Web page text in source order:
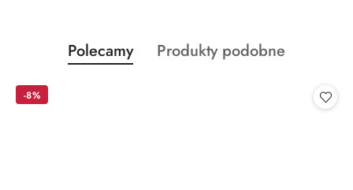
Pomiń karuzelę produktów
Produkty
o
Polecamy
Produkty
Produkty podobne
-8%